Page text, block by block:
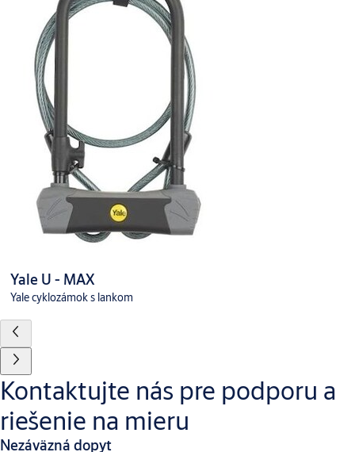
Yale U - MAX
Yale cyklozámok s lankom
Kontaktujte nás pre podporu a
riešenie na mieru
Nezáväzná dopyt